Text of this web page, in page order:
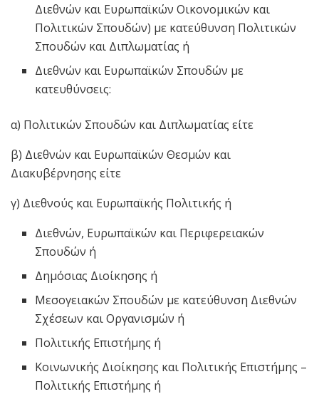
Διεθνών και Ευρωπαϊκών Οικονομικών και
Πολιτικών Σπουδών) με κατεύθυνση Πολιτικών
Σπουδών και Διπλωματίας ή
Διεθνών και Ευρωπαϊκών Σπουδών με
κατευθύνσεις:
α) Πολιτικών Σπουδών και Διπλωματίας είτε
β) Διεθνών και Ευρωπαϊκών Θεσμών και
Διακυβέρνησης είτε
γ) Διεθνούς και Ευρωπαϊκής Πολιτικής ή
Διεθνών, Ευρωπαϊκών και Περιφερειακών
Σπουδών ή
Δημόσιας Διοίκησης ή
Μεσογειακών Σπουδών με κατεύθυνση Διεθνών
Σχέσεων και Οργανισμών ή
Πολιτικής Επιστήμης ή
Κοινωνικής Διοίκησης και Πολιτικής Επιστήμης –
Πολιτικής Επιστήμης ή